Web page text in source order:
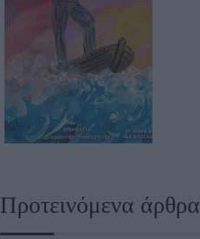
Προτεινόμενα άρθρα